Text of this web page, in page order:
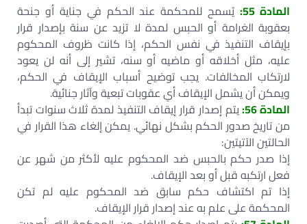
المادة 55:
يُسمح للمحكمة عند الحكم في جناية أو جنحة
بعقوبة الغرامة أو الحبس لمدة لا تزيد عن سنة بإصدار قرار
بإيقاف التنفيذ في نفس الحكم، إذا كانت ظروف المحكوم
عليه، مثل أخلاقه أو ماضيه أو سنه، تشير إلى أنه لن يعود
لارتكاب المخالفات. يجب توضيح أسباب الإيقاف في الحكم،
ويمكن أن يشمل الإيقاف أي عقوبات تبعية وآثار جنائية.
المادة 56:
يتم إصدار قرار إيقاف التنفيذ لمدة ثلاث سنوات تبدأ
من تاريخ صدور الحكم بشكل نهائي. يمكن إلغاء هذا القرار في
الحالتين الآتيتين:
إذا صدر حكم بالحبس ضد المحكوم عليه لأكثر من شهر عن
فعل ارتكبه قبل أو بعد الإيقاف.
إذا تم اكتشاف حكم سابق ضد المحكوم عليه لم تكن
المحكمة على علم به عند إصدار قرار الإيقاف.